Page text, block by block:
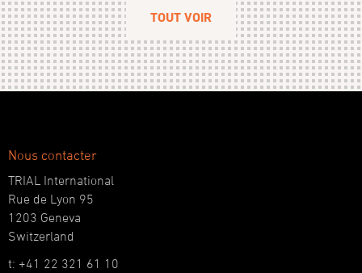
TOUT VOIR
Nous contacter
TRIAL International
Rue de Lyon 95
1203 Geneva
Switzerland
t: +41 22 321 61 10